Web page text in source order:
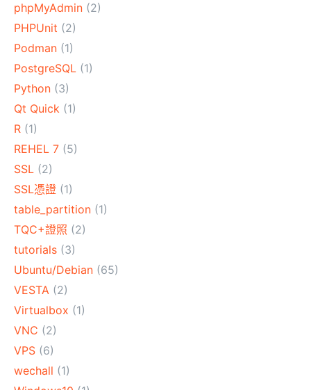
phpMyAdmin (2)
PHPUnit (2)
Podman (1)
PostgreSQL (1)
Python (3)
Qt Quick (1)
R (1)
REHEL 7 (5)
SSL (2)
SSL憑證 (1)
table_partition (1)
TQC+證照 (2)
tutorials (3)
Ubuntu/Debian (65)
VESTA (2)
Virtualbox (1)
VNC (2)
VPS (6)
wechall (1)